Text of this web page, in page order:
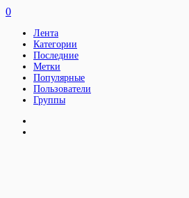
0
Лента
Категории
Последние
Метки
Популярные
Пользователи
Группы